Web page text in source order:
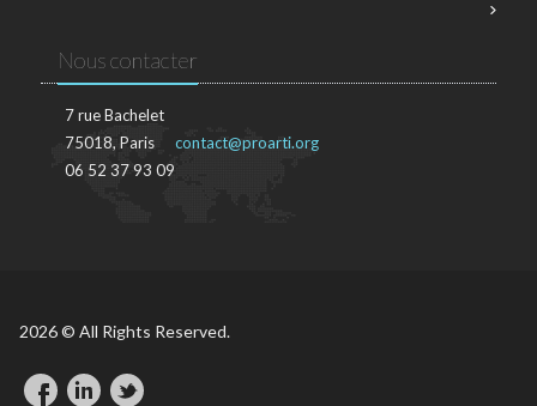
Nous contacter
7 rue Bachelet
75018, Paris
06 52 37 93 09
contact@proarti.org
2026 © All Rights Reserved.